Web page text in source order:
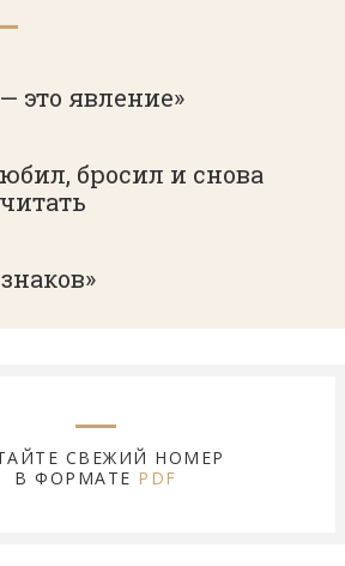
это явление»
бросил и снова
СВЕЖИЙ НОМЕР
В ФОРМАТЕ PDF